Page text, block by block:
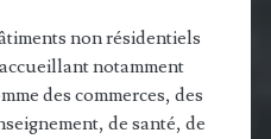
non résidentiels
notamment
des commerces, des
de santé, de